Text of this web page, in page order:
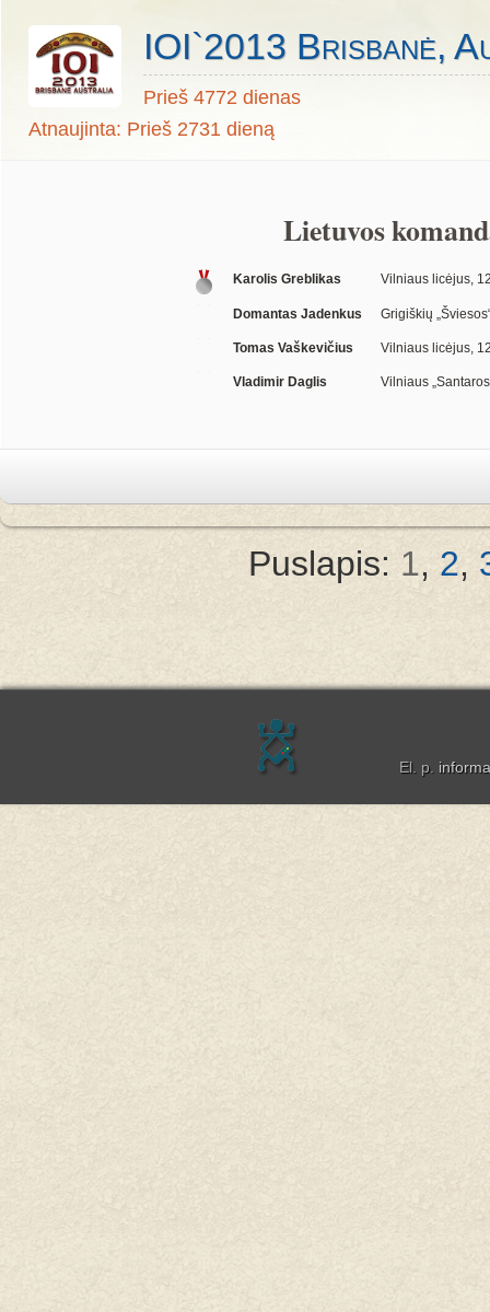
IOI`2013 Brisbanė,
Prieš 4772 dienas
Atnaujinta: Prieš 2731 dieną
Lietuvos
Karolis Greblikas Vilniaus licėjus,
Domantas Jadenkus Grigiškių
Tomas Vaškevičius Vilniaus licėjus,
Vladimir Daglis Vilniaus
Puslapis: 1, 2,
El. p.